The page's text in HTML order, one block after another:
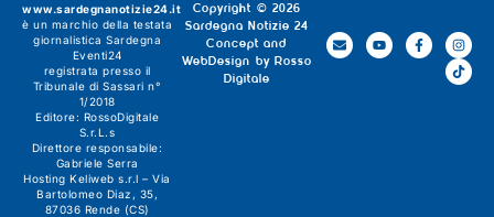
Copyright © 2026
Sardegna Notizie 24
Concept and
WebDesign by Rosso
Digitale
www.sardegnanotizie24.it
è un marchio della testata
giornalistica Sardegna
Eventi24
registrata presso il
Tribunale di Sassari n°
1/2018
Editore: RossoDigitale
S.r.L.s
Direttore responsabile:
Gabriele Serra
Hosting Keliweb s.r.l – Via
Bartolomeo Diaz, 35,
87036 Rende (CS)